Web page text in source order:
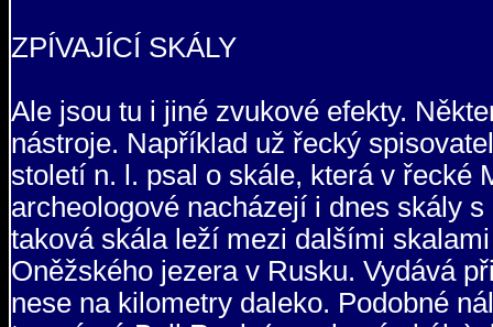
ZPÍVAJÍCÍ SKÁLY
Ale jsou tu i jiné zvukové efekty.
nástroje. Například už řecký
století n. l. psal o skále, která v řecké
archeologové nacházejí i dnes skály
taková skála leží mezi dalšími
Oněžského jezera v Rusku. Vydává
nese na kilometry daleko. Podobné